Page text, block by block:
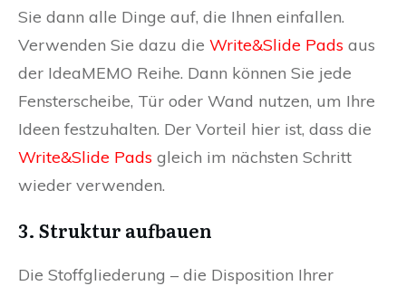
Sie dann alle Dinge auf, die Ihnen einfallen.
Verwenden Sie dazu die Write&Slide Pads aus
der IdeaMEMO Reihe. Dann können Sie jede
Fensterscheibe, Tür oder Wand nutzen, um Ihre
Ideen festzuhalten. Der Vorteil hier ist, dass die
Write&Slide Pads gleich im nächsten Schritt
wieder verwenden.
3. Struktur aufbauen
Die Stoffgliederung – die Disposition Ihrer